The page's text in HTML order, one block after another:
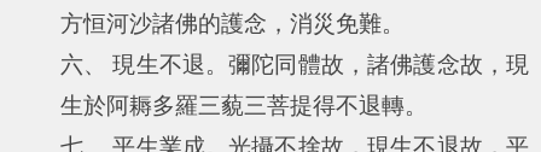
方恒河沙諸佛的護念，消災免難。
六、 現生不退。彌陀同體故，諸佛護念故，現
生於阿耨多羅三藐三菩提得不退轉。